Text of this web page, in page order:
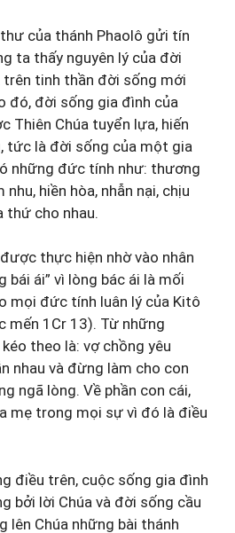
của thánh Phaolô gửi tín
ta thấy nguyên lý của đời
tinh thần đời sống mới
đó, đời sống gia đình của
Thiên Chúa tuyển lựa, hiến
tức là đời sống của một gia
những đức tính như: thương
nhu, hiền hòa, nhẫn nại, chịu
thứ cho nhau.
thực hiện nhờ vào nhân
bái ái” vì lòng bác ái là mối
mọi đức tính luân lý của Kitô
mến 1Cr 13). Từ những
theo là: vợ chồng yêu
nhau và đừng làm cho con
ngã lòng. Về phần con cái,
mẹ trong mọi sự vì đó là điều
điều trên, cuộc sống gia đình
bởi lời Chúa và đời sống cầu
lên Chúa những bài thánh